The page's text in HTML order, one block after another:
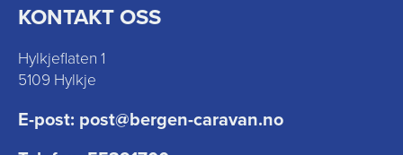
KONTAKT OSS
Hylkjeflaten 1
5109 Hylkje
E-post: post@bergen-caravan.no